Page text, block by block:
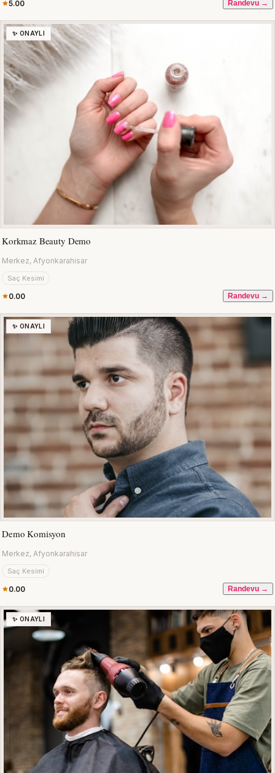
5.00 Randevu →
✨ ONAYLI
Korkmaz Beauty Demo
Merkez, Afyonkarahisar
Saç Kesimi
0.00 Randevu →
✨ ONAYLI
Demo Komisyon
Merkez, Afyonkarahisar
Saç Kesimi
0.00 Randevu →
✨ ONAYLI